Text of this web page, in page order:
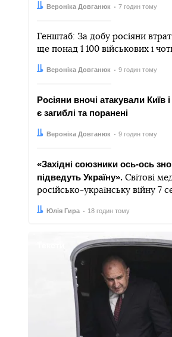
Автор:
Вероніка Довганюк
Дата: 7 годин тому
Генштаб: За добу росіяни
ще понад 1 100 військових і
Автор:
Вероніка Довганюк
Дата: 9 годин тому
Росіяни вночі атакували Київ
є загиблі та поранені
Автор:
Вероніка Довганюк
Дата: 9 годин тому
«Західні союзники ось-ось
підведуть Україну». Світові
російсько-українську війну 7
Автор:
Юлія Гира
Дата: 18 годин тому